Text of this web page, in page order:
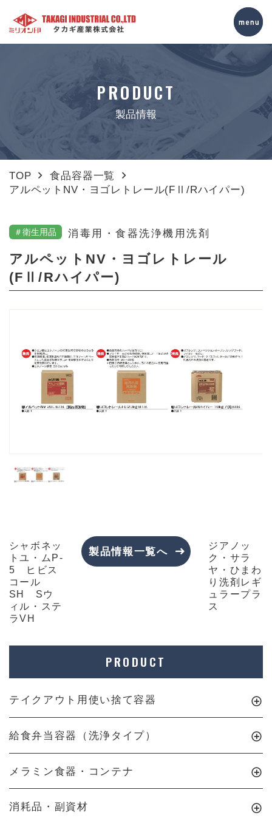
PRODUCT
製品情報
TOP
食品容器一覧
アルペットNV・ヨゴレトレール(FⅡ/Rハイパー)
＃衛生用品 消毒用・食器洗浄機用洗剤
アルペットNV・ヨゴレトレール
(FⅡ/Rハイパー)
シャボネッ
トユ・ムP-
5 ヒビス
コール
SH Sウ
ィル・ステ
ラVH
製品情報一覧へ
ジアノッ
ク・サラ
ヤ・ひまわ
り洗剤レギ
ュラープラ
ス
PRODUCT
テイクアウト用使い捨て容器
給食弁当容器（洗浄タイプ）
メラミン食器・コンテナ
消耗品・副資材